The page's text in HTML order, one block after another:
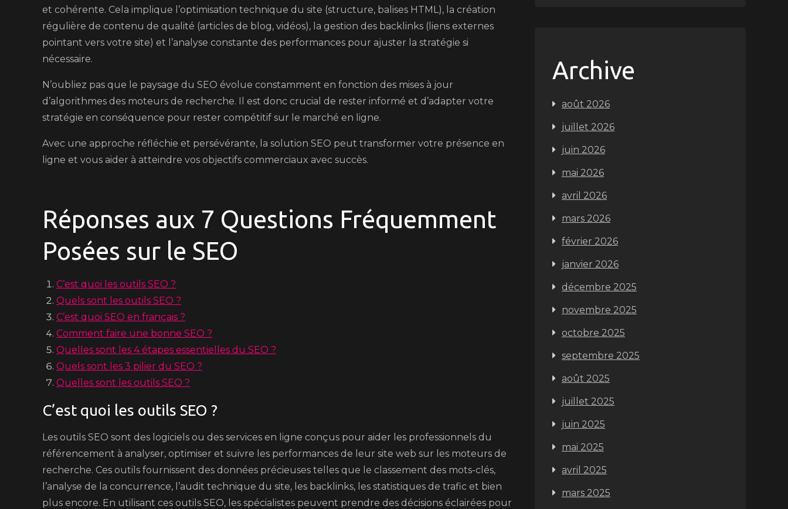
et cohérente. Cela implique l’optimisation technique du site (structure, balises HTML), la création
régulière de contenu de qualité (articles de blog, vidéos), la gestion des backlinks (liens externes
pointant vers votre site) et l’analyse constante des performances pour ajuster la stratégie si
nécessaire.
N’oubliez pas que le paysage du SEO évolue constamment en fonction des mises à jour
d’algorithmes des moteurs de recherche. Il est donc crucial de rester informé et d’adapter votre
stratégie en conséquence pour rester compétitif sur le marché en ligne.
Avec une approche réfléchie et persévérante, la solution SEO peut transformer votre présence en
ligne et vous aider à atteindre vos objectifs commerciaux avec succès.
Réponses aux 7 Questions Fréquemment
Posées sur le SEO
C’est quoi les outils SEO ?
Quels sont les outils SEO ?
C’est quoi SEO en français ?
Comment faire une bonne SEO ?
Quelles sont les 4 étapes essentielles du SEO ?
Quels sont les 3 pilier du SEO ?
Quelles sont les outils SEO ?
C’est quoi les outils SEO ?
Les outils SEO sont des logiciels ou des services en ligne conçus pour aider les professionnels du
référencement à analyser, optimiser et suivre les performances de leur site web sur les moteurs de
recherche. Ces outils fournissent des données précieuses telles que le classement des mots-clés,
l’analyse de la concurrence, l’audit technique du site, les backlinks, les statistiques de trafic et bien
plus encore. En utilisant ces outils SEO, les spécialistes peuvent prendre des décisions éclairées pour
Archive
août 2026
juillet 2026
juin 2026
mai 2026
avril 2026
mars 2026
février 2026
janvier 2026
décembre 2025
novembre 2025
octobre 2025
septembre 2025
août 2025
juillet 2025
juin 2025
mai 2025
avril 2025
mars 2025